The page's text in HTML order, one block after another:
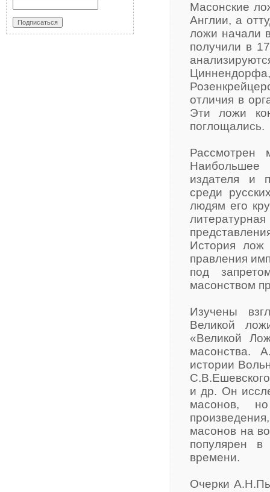
Масонские
Англии, а
ложи начали
получили в
отличия в
Эти ложи
поглощались.
Рассмотрен
Наибольшее
издателя и
среди
людям его
История лож
правления
под
масонством
Изучены
Великой
«Великой
масонства.
истории
и др. Он
масонов,
масонов на
популярен
времени.
Очерки